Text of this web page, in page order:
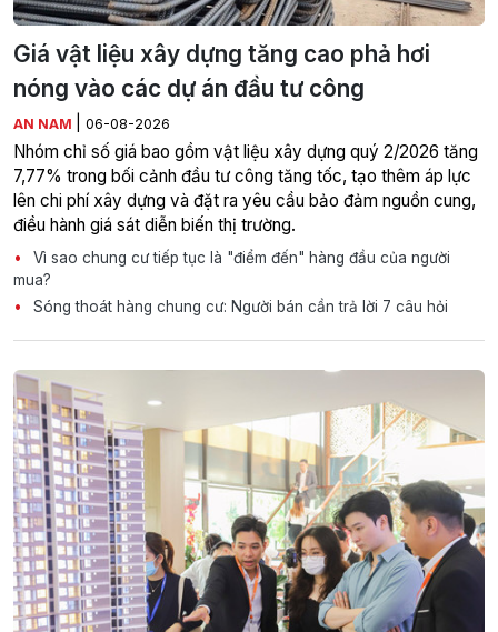
Giá vật liệu xây dựng tăng cao phả hơi
nóng vào các dự án đầu tư công
AN NAM 06-08-2026
Nhóm chỉ số giá bao gồm vật liệu xây dựng quý 2/2026 tăng
7,77% trong bối cảnh đầu tư công tăng tốc, tạo thêm áp lực
lên chi phí xây dựng và đặt ra yêu cầu bảo đảm nguồn cung,
điều hành giá sát diễn biến thị trường.
Vì sao chung cư tiếp tục là "điểm đến" hàng đầu của người
mua?
Sóng thoát hàng chung cư: Người bán cần trả lời 7 câu hỏi